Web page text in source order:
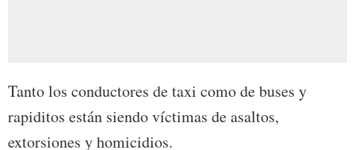
Tanto los conductores de taxi como de buses y
rapiditos están siendo víctimas de asaltos,
extorsiones y homicidios.